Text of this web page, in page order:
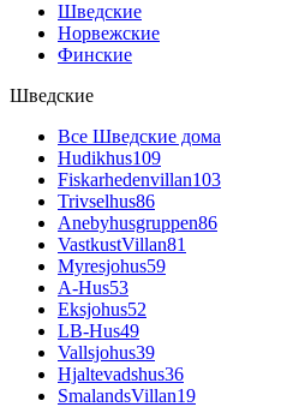
Шведские
Норвежские
Финские
Шведские
Все Шведские дома
Hudikhus109
Fiskarhedenvillan103
Trivselhus86
Anebyhusgruppen86
VastkustVillan81
Myresjohus59
A-Hus53
Eksjohus52
LB-Hus49
Vallsjohus39
Hjaltevadshus36
SmalandsVillan19